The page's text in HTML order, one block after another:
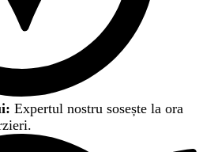
Expertul nostru sosește la ora